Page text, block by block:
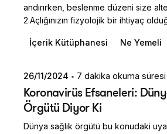
andırırken, beslenme düzeni size
2.Açlığınızın fizyolojik bir ihtiyaç
İçerik Kütüphanesi Ne Yemeli
Posted by
Dilara Koçak
26/11/2024 7 dakika okuma süresi
Koronavirüs Efsaneleri:
Örgütü Diyor Ki
Dünya sağlık örgütü bu konudaki